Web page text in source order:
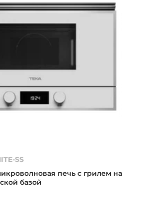
SS
печь с грилем на
базой